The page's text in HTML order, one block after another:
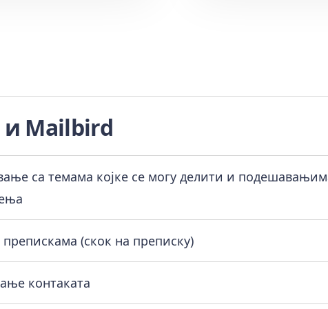
Mailbird
са темама којке се могу делити и
(скок на преписку)
контаката